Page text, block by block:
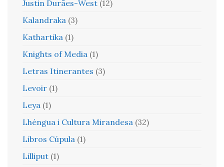
Justin Durães-West (12)
Kalandraka (3)
Kathartika (1)
Knights of Media (1)
Letras Itinerantes (3)
Levoir (1)
Leya (1)
Lhéngua i Cultura Mirandesa (32)
Libros Cúpula (1)
Lilliput (1)